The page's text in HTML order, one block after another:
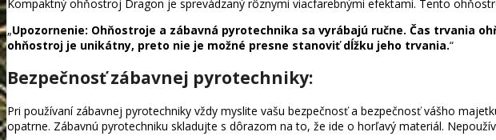
Kompaktný ohňostroj Dragon je sprevádzaný rôznymi viacfarebnými efektami. Tento
„Upozornenie: Ohňostroje a zábavná pyrotechnika sa vyrábajú ručne. Čas trvania
ohňostroj je unikátny, preto nie je možné presne stanoviť dĺžku jeho trvania.“
Bezpečnosť zábavnej pyrotechniky:
Pri používaní zábavnej pyrotechniky vždy myslite vašu bezpečnosť a bezpečnosť vášho
opatrne. Zábavnú pyrotechniku skladujte s dôrazom na to, že ide o horľavý materiál.